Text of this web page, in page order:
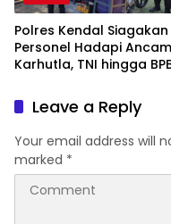
Polres Kendal Siagakan
Personel Hadapi
Karhutla, TNI hingga
Leave a Reply
Your email address will
marked *